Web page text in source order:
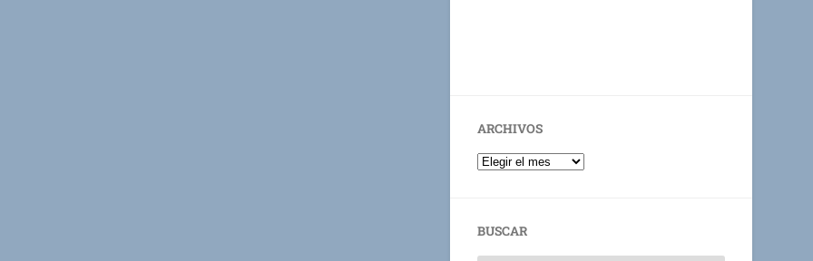
ARCHIVOS
BUSCAR